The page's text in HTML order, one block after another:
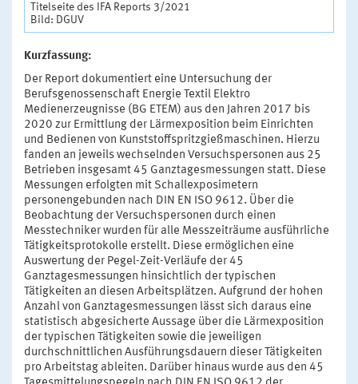
Titelseite des IFA Reports 3/2021
Bild: DGUV
Kurzfassung:
Der Report dokumentiert eine Untersuchung der
Berufsgenossenschaft Energie Textil Elektro
Medienerzeugnisse (BG ETEM) aus den Jahren 2017 bis
2020 zur Ermittlung der Lärmexposition beim Einrichten
und Bedienen von Kunststoffspritzgießmaschinen. Hierzu
fanden an jeweils wechselnden Versuchspersonen aus 25
Betrieben insgesamt 45 Ganztagesmessungen statt. Diese
Messungen erfolgten mit Schallexposimetern
personengebunden nach DIN EN ISO 9612. Über die
Beobachtung der Versuchspersonen durch einen
Messtechniker wurden für alle Messzeiträume ausführliche
Tätigkeitsprotokolle erstellt. Diese ermöglichen eine
Auswertung der Pegel-Zeit-Verläufe der 45
Ganztagesmessungen hinsichtlich der typischen
Tätigkeiten an diesen Arbeitsplätzen. Aufgrund der hohen
Anzahl von Ganztagesmessungen lässt sich daraus eine
statistisch abgesicherte Aussage über die Lärmexposition
der typischen Tätigkeiten sowie die jeweiligen
durchschnittlichen Ausführungsdauern dieser Tätigkeiten
pro Arbeitstag ableiten. Darüber hinaus wurde aus den 45